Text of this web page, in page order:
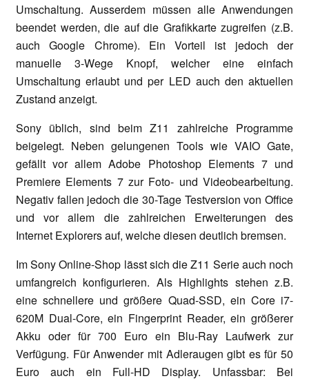
Umschaltung. Ausserdem müssen alle Anwendungen
beendet werden, die auf die Grafikkarte zugreifen (z.B.
auch Google Chrome). Ein Vorteil ist jedoch der
manuelle 3-Wege Knopf, welcher eine einfach
Umschaltung erlaubt und per LED auch den aktuellen
Zustand anzeigt.
Sony üblich, sind beim Z11 zahlreiche Programme
beigelegt. Neben gelungenen Tools wie VAIO Gate,
gefällt vor allem Adobe Photoshop Elements 7 und
Premiere Elements 7 zur Foto- und Videobearbeitung.
Negativ fallen jedoch die 30-Tage Testversion von Office
und vor allem die zahlreichen Erweiterungen des
Internet Explorers auf, welche diesen deutlich bremsen.
Im Sony Online-Shop lässt sich die Z11 Serie auch noch
umfangreich konfigurieren. Als Highlights stehen z.B.
eine schnellere und größere Quad-SSD, ein Core i7-
620M Dual-Core, ein Fingerprint Reader, ein größerer
Akku oder für 700 Euro ein Blu-Ray Laufwerk zur
Verfügung. Für Anwender mit Adleraugen gibt es für 50
Euro auch ein Full-HD Display. Unfassbar: Bei